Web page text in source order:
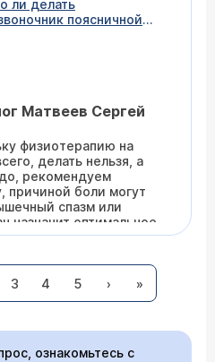
ли делать
поясничной
от 5 до 25мм.
Матвеев Сергей
физиотерапию на
делать нельзя, а
рекомендуем
причиной боли могут
спазм или
назначит оптимальное
66 лет, Симферополь
пяткой и началом
делаю ванночки с
3 4 5 › »
ознакомьтесь с